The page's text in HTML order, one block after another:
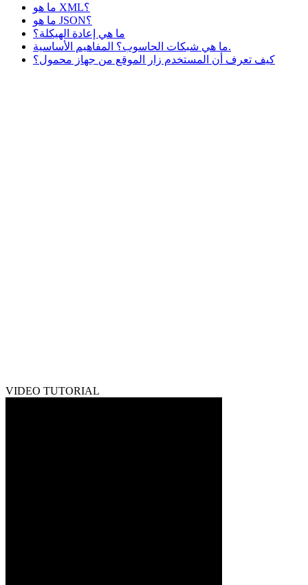
ما هو XML؟
ما هو JSON؟
ما هي إعادة الهيكلة؟
ما هي شبكات الحاسوب؟ المفاهيم الأساسية.
كيف تعرف أن المستخدم زار الموقع من جهاز محمول؟
VIDEO TUTORIAL